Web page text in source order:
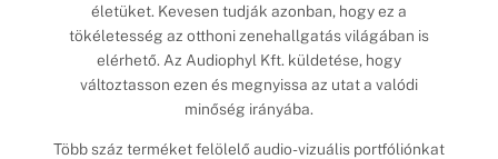
életüket. Kevesen tudják azonban, hogy ez a
tökéletesség az otthoni zenehallgatás világában is
elérhető. Az Audiophyl Kft. küldetése, hogy
változtasson ezen és megnyissa az utat a valódi
minőség irányába.
Több száz terméket felölelő audio-vizuális portfóliónkat